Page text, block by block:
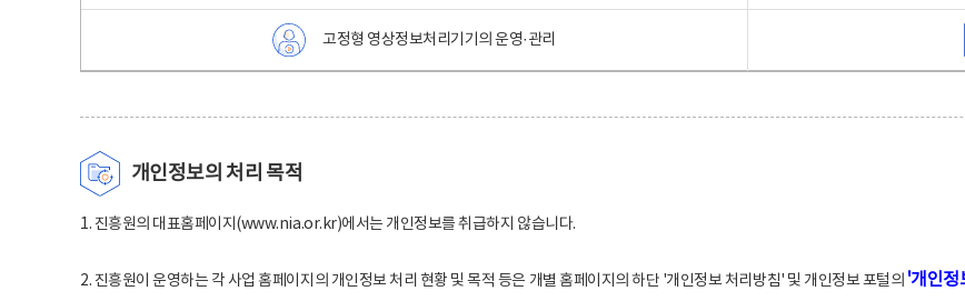
고정형 영상정보처리기기의 운영·관리
개인정보의 처리 목적
1. 진흥원의 대표홈페이지(www.nia.or.kr)에서는 개인정보를 취급하지 않습니다.
2. 진흥원이 운영하는 각 사업 홈페이지의 개인정보 처리 현황 및 목적 등은 개별 홈페이지의 하단 '개인정보 처리방침' 및 개인정보 포털의 '개인정